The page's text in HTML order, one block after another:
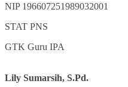
NIP 196607251989032001
STAT PNS
GTK Guru IPA
Lily Sumarsih, S.Pd.